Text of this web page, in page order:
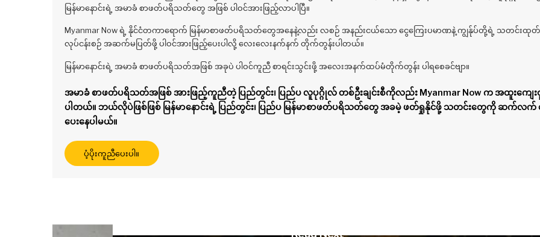
မြန်မာနောင်းရဲ့ အမာခံ စာဖတ်ပရိသတ်တွေ အဖြစ် ပါဝင်အားဖြည့်လာပါပြီ။
Myanmar Now ရဲ့ နိုင်ငံတကာရောက် မြန်မာစာဖတ်ပရိသတ်တွေအနေနဲ့လည်း လစဉ် အနည်းငယ်သော ငွေကြေးပမာဏနဲ့ ကျွန်ုပ်တို့ရဲ့ သတင်းထု
လုပ်ငန်းစဉ် အဆက်မပြတ်ဖို့ ပါဝင်အားဖြည့်ပေးပါလို့ လေးလေးနက်နက် တိုက်တွန်းပါတယ်။
မြန်မာနောင်းရဲ့ အမာခံ စာဖတ်ပရိသတ်အဖြစ် အခုပဲ ပါဝင်ကူညီ စာရင်းသွင်းဖို့ အလေးအနက်ထပ်မံတိုက်တွန်း ပါရစေခင်ဗျာ။
အမာခံ စာဖတ်ပရိသတ်အဖြစ် အားဖြည့်ကူညီတဲ့ ပြည်တွင်း၊ ပြည်ပ လူပုဂ္ဂိုလ် တစ်ဦးချင်းစီကိုလည်း Myanmar Now က အထူးကျေး
ပါတယ်။ ဘယ်လိုပဲဖြစ်ဖြစ် မြန်မာနောင်းရဲ့ ပြည်တွင်း၊ ပြည်ပ မြန်မာစာဖတ်ပရိသတ်တွေ အခမဲ့ ဖတ်ရှုနိုင်ဖို့ သတင်းတွေကို ဆက်လက် ဖ
ပေးနေပါမယ်။
ပံ့ပိုးကူညီပေးပါ။
Read Next